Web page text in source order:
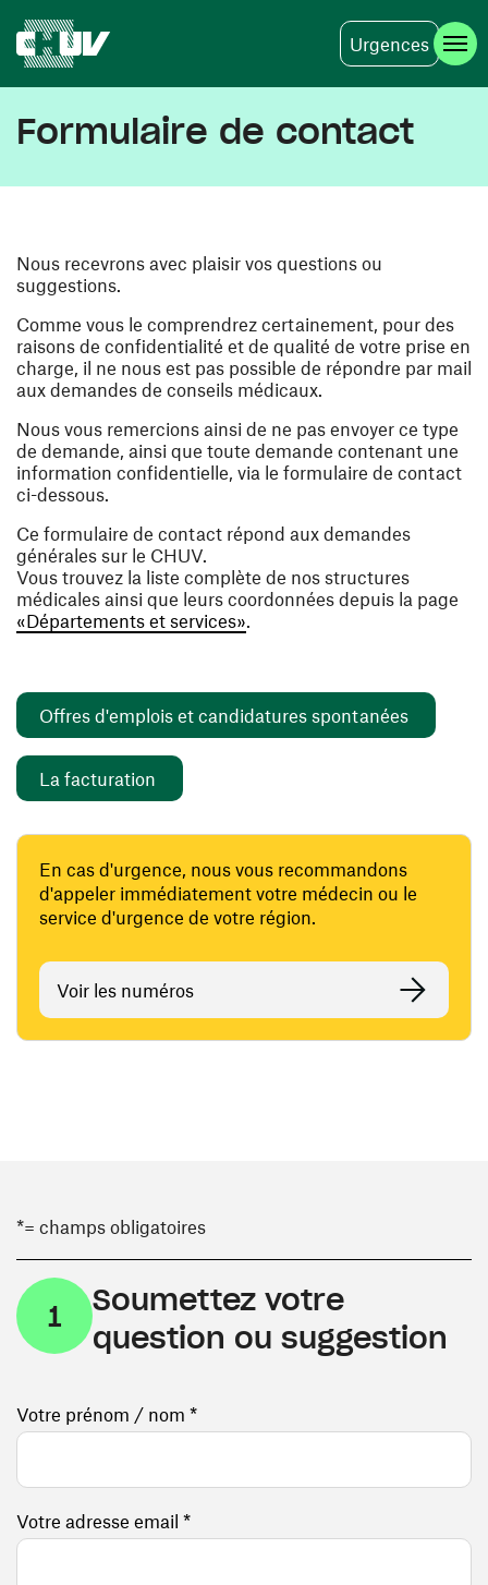
Urgences
Formulaire de contact
Nous recevrons avec plaisir vos questions ou
suggestions.
Comme vous le comprendrez certainement, pour des
raisons de confidentialité et de qualité de votre prise en
charge, il ne nous est pas possible de répondre par mail
aux demandes de conseils médicaux.
Nous vous remercions ainsi de ne pas envoyer ce type
de demande, ainsi que toute demande contenant une
information confidentielle, via le formulaire de contact
ci-dessous.
Ce formulaire de contact répond aux demandes
générales sur le CHUV.
Vous trouvez la liste complète de nos structures
médicales ainsi que leurs coordonnées depuis la page
«Départements et services».
Offres d'emplois et candidatures spontanées
La facturation
En cas d'urgence, nous vous recommandons
d'appeler immédiatement votre médecin ou le
service d'urgence de votre région.
Voir les numéros
*= champs obligatoires
1
Soumettez votre
question ou suggestion
Votre prénom / nom *
Votre adresse email *